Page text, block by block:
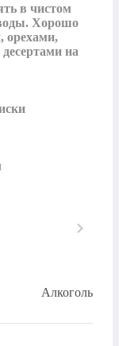
в чистом
Хорошо
орехами,
на
Алкоголь